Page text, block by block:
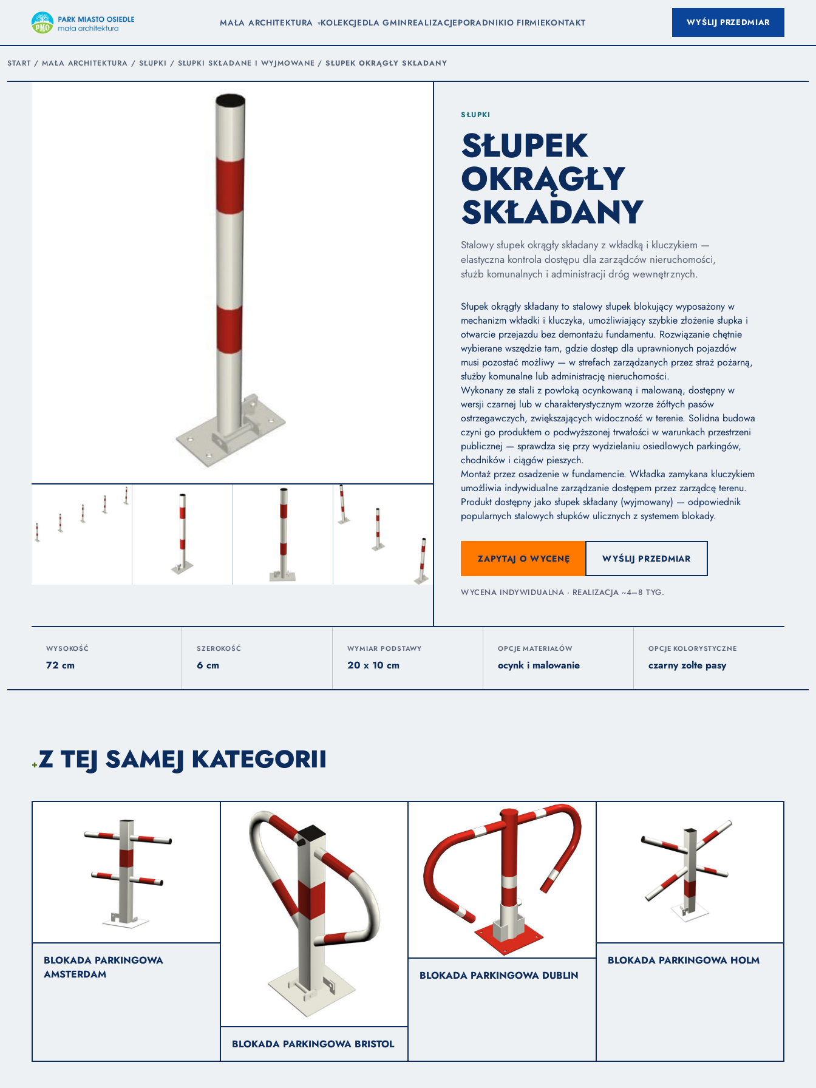
MAŁA ARCHITEKTURA ▾KOLEKCJEDLA GMINREALIZACJEPORADNIKIO FIRMIEKONTAKT WYŚLIJ PRZEDMIAR
START/ MAŁA ARCHITEKTURA / SŁUPKI / SŁUPKI SKŁADANE I WYJMOWANE /SŁUPEK OKRĄGŁY SKŁADANY
SŁUPKI
SŁUPEK
OKRĄGŁY
SKŁADANY
Stalowy słupek okrągły składany z wkładką i kluczykiem —
elastyczna kontrola dostępu dla zarządców nieruchomości,
służb komunalnych i administracji dróg wewnętrznych.
Słupek okrągły składany to stalowy słupek blokujący wyposażony w
mechanizm wkładki i kluczyka, umożliwiający szybkie złożenie słupka i
otwarcie przejazdu bez demontażu fundamentu. Rozwiązanie chętnie
wybierane wszędzie tam, gdzie dostęp dla uprawnionych pojazdów
musi pozostać możliwy — w strefach zarządzanych przez straż pożarną,
służby komunalne lub administrację nieruchomości.
Wykonany ze stali z powłoką ocynkowaną i malowaną, dostępny w
wersji czarnej lub w charakterystycznym wzorze żółtych pasów
ostrzegawczych, zwiększających widoczność w terenie. Solidna budowa
czyni go produktem o podwyższonej trwałości w warunkach przestrzeni
publicznej — sprawdza się przy wydzielaniu osiedlowych parkingów,
chodników i ciągów pieszych.
Montaż przez osadzenie w fundamencie. Wkładka zamykana kluczykiem
umożliwia indywidualne zarządzanie dostępem przez zarządcę terenu.
Produkt dostępny jako słupek składany (wyjmowany) — odpowiednik
popularnych stalowych słupków ulicznych z systemem blokady.
ZAPYTAJ O WYCENĘ WYŚLIJ PRZEDMIAR
WYCENA INDYWIDUALNA · REALIZACJA ~4–8 TYG.
WYSOKOŚĆ
72 cm
SZEROKOŚĆ
6 cm
WYMIAR PODSTAWY
20 x 10 cm
OPCJE MATERIAŁÓW
ocynk i malowanie
OPCJE KOLORYSTYCZNE
czarny zolte pasy
+Z TEJ SAMEJ KATEGORII
BLOKADA PARKINGOWA
AMSTERDAM
BLOKADA PARKINGOWA BRISTOL
BLOKADA PARKINGOWA DUBLIN
BLOKADA PARKINGOWA HOLM